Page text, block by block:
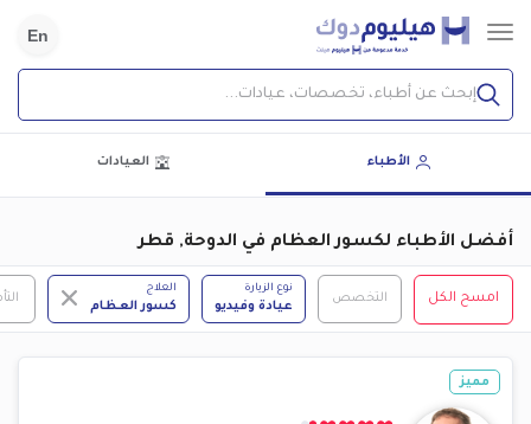
En
إبحث عن أطباء، تخصصات، عيادات...
الأطباء العيادات
أفضل الأطباء لكسور العظام في الدوحة, قطر
امسح الكل التخصص
نوع الزيارة
عيادة وفيديو
العلاج
كسور العظام
مميز